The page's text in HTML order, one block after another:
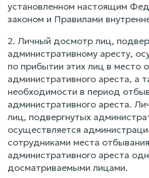
установленном настоящим
законом и Правилами
2. Личный досмотр лиц,
административному аресту,
по прибытии этих лиц в место
административного ареста, а
необходимости в период
административного ареста.
лиц, подвергнутых
осуществляется
сотрудниками места отбывания
административного ареста
досматриваемыми лицами.